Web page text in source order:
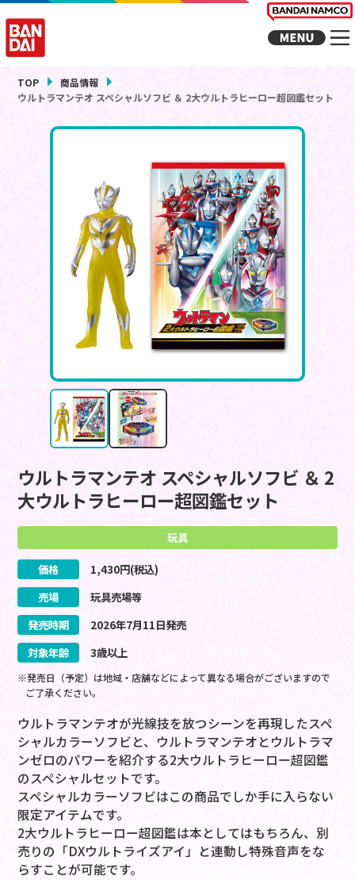
TOP
商品情報
ウルトラマンテオ スペシャルソフビ ＆ 2大ウルトラヒーロー超図鑑セット
ウルトラマンテオ スペシャルソフビ ＆ 2
大ウルトラヒーロー超図鑑セット
玩具
価格 1,430円(税込)
売場
玩具売場等
発売時期
2026年7月11日発売
対象年齢
3歳以上
※発売日（予定）は地域・店舗などによって異なる場合がございますので
ご了承ください。
ウルトラマンテオが光線技を放つシーンを再現したスペ
シャルカラーソフビと、ウルトラマンテオとウルトラマ
ンゼロのパワーを紹介する2大ウルトラヒーロー超図鑑
のスペシャルセットです。
スペシャルカラーソフビはこの商品でしか手に入らない
限定アイテムです。
2大ウルトラヒーロー超図鑑は本としてはもちろん、別
売りの「DXウルトライズアイ」と連動し特殊音声をな
らすことが可能です。